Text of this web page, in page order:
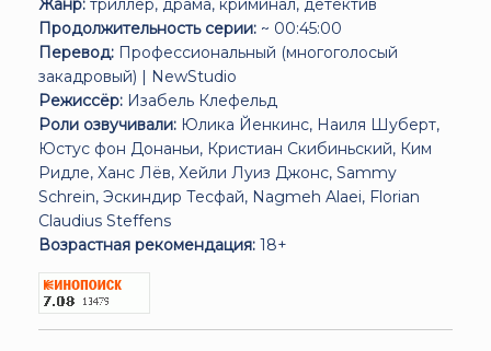
Жанр: триллер, драма, криминал, детектив
Продолжительность серии: ~ 00:45:00
Перевод: Профессиональный (многоголосый
закадровый) | NewStudio
Режиссёр: Изабель Клефельд
Роли озвучивали: Юлика Йенкинс, Наиля Шуберт,
Юстус фон Донаньи, Кристиан Скибиньский, Ким
Ридле, Ханс Лёв, Хейли Луиз Джонс, Sammy
Schrein, Эскиндир Тесфай, Nagmeh Alaei, Florian
Claudius Steffens
Возрастная рекомендация: 18+